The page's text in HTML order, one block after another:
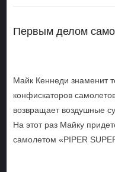
Первым делом
Майк Кеннеди знаменит
конфискаторов
возвращает воздушные
На этот раз Майку
самолетом «PIPER